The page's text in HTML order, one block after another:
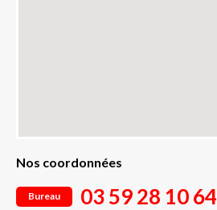
Nos coordonnées
Bureau 03 59 28 10 64